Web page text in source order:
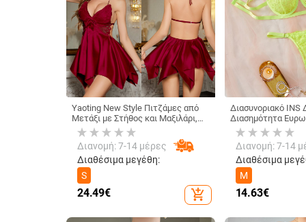
Yaoting New Style Πιτζάμες από
Μετάξι με Στήθος και Μαξιλάρι,
Γυναικείο Καλοκαιρινό Σέξι
Νυχτικό με Δαντέλα και
Πεταλούδα, Γυναικείο DQ3421
Διανομή: 7-14 μέρες
Διαθέσιμα μεγέθη:
S
24.49€ add_shopping_cart
Διασυνοριακό INS
Διασημότητα
Αμερικανίδα
Κορίτσι με Πλέγμα
Εσώρουχα Σετ 2
XYM1127
Διανομή: 7-14
Διαθέσιμα
M
14.63€